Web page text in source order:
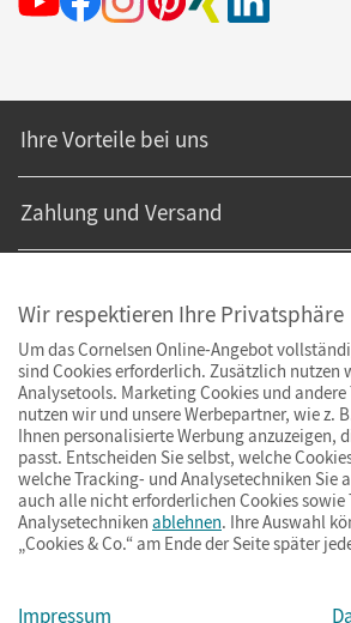
Ihre Vorteile bei uns
Zahlung und Versand
ImpressumAGBDatenschutz
Wir respektieren Ihre Privatsphäre
Um das Cornelsen Online-Angebot
sind Cookies erforderlich. Zusätzlich nutzen
Analysetools. Marketing Cookies und
nutzen wir und unsere Werbepartner, wie z.
Ihnen personalisierte Werbung anzuzeigen,
passt. Entscheiden Sie selbst, welche
welche Tracking- und Analysetechniken Sie
auch alle nicht erforderlichen Cookies sowie
Analysetechniken ablehnen. Ihre Auswahl
„Cookies & Co.“ am Ende der Seite später
Impressum